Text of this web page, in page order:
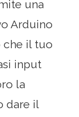
una
Arduino
che il tuo
input
la
dare il